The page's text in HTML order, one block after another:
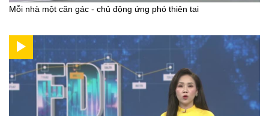
Mỗi nhà một căn gác - chủ động ứng phó thiên tai